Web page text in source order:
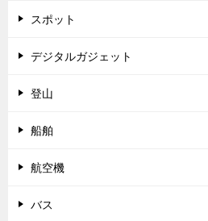
スポット
デジタルガジェット
登山
船舶
航空機
バス